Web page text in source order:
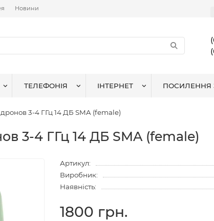
Новини
ТЕЛЕФОНІЯ ІНТЕРНЕТ ПОСИЛЕННЯ
3-4 ГГц 14 ДБ SMA (female)
3-4 ГГц 14 ДБ SMA (female)
Артикул:
Виробник:
Наявність:
1800 грн.